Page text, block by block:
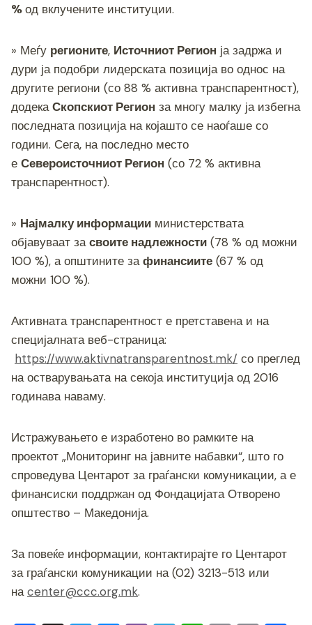
%од вклучените институции.
» Меѓу регионите, Источниот Регион ја задржа и
дури ја подобри лидерската позиција во однос на
другите региони (со 88 % активна транспарентност),
додекаСкопскиот Регион за многу малку ја избегна
последната позиција на којашто се наоѓаше со
години. Сега, на последно место
е Североисточниот Регион (со 72 % активна
транспарентност).
» Најмалку информации министерствата
објавуваат засвоите надлежности (78 % од можни
100 %), а општините зафинансиите (67 % од
можни 100 %).
Активната транспарентност е претставена и на
специјалната веб-страница:
https://www.aktivnatransparentnost.mk/ со преглед
на остварувањата на секоја институција од 2016
годинава наваму.
Истражувањето е изработено во рамките на
проектот „Мониторинг на јавните набавки“, што го
спроведува Центарот за граѓански комуникации, а е
финансиски поддржан од Фондацијата Отворено
општество – Македонија.
За повеќе информации, контактирајте го Центарот
за граѓански комуникации на (02) 3213-513 или
наcenter@ccc.org.mk.